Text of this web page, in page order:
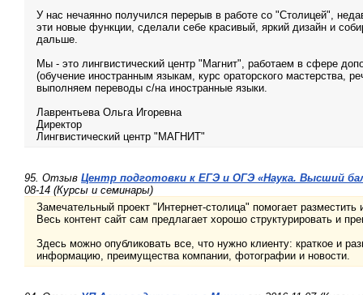
У нас нечаянно получился перерыв в работе со "Столицей",
эти новые функции, сделали себе красивый, яркий дизайн и
дальше.
Мы - это лингвистический центр "Магнит", работаем в сфере
(обучение иностранным языкам, курс ораторского мастерства,
выполняем переводы с/на иностранные языки.
Лаврентьева Ольга Игоревна
Директор
Лингвистический центр "МАГНИТ"
95. Отзыв Центр подготовки к ЕГЭ и ОГЭ «Наука. Высший
08-14 (Курсы и семинары)
Замечательный проект "Интернет-столица" помогает
Весь контент сайт сам предлагает хорошо структурировать и
Здесь можно опубликовать все, что нужно клиенту: краткое и
информацию, преимущества компании, фотографии и новости.